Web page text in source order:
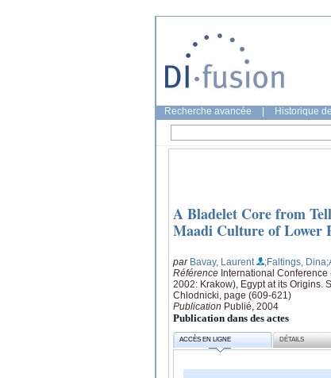
Recherche avancée Historique
A Bladelet Core from
Maadi Culture of Lower
par Bavay, Laurent ;Faltings, Dina
Référence International Conference
2002: Krakow), Egypt at its Origins.
Chlodnicki, page (609-621)
Publication Publié, 2004
Publication dans des actes
ACCÈS EN LIGNE DÉTAILS